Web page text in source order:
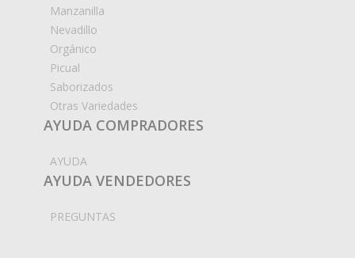
Manzanilla
Nevadillo
Orgánico
Picual
Saborizados
Otras Variedades
AYUDA COMPRADORES
AYUDA
AYUDA VENDEDORES
PREGUNTAS